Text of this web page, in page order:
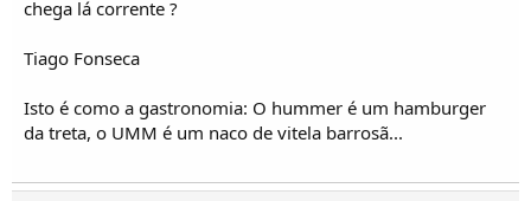
chega lá corrente ?
Tiago Fonseca
Isto é como a gastronomia: O hummer é um hamburger
da treta, o UMM é um naco de vitela barrosã...